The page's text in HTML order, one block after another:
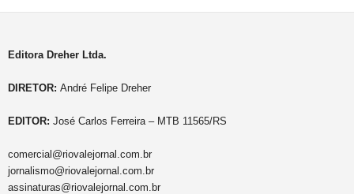
Editora Dreher Ltda.
DIRETOR: André Felipe Dreher
EDITOR: José Carlos Ferreira – MTB 11565/RS
comercial@riovalejornal.com.br
jornalismo@riovalejornal.com.br
assinaturas@riovalejornal.com.br